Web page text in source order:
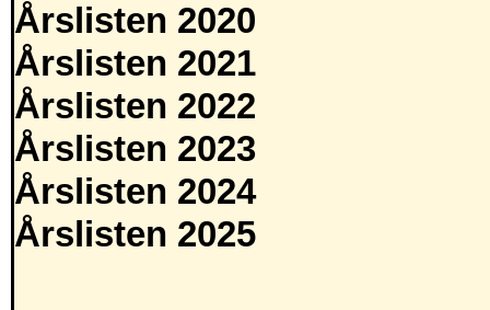
Årslisten 2020
Årslisten 2021
Årslisten 2022
Årslisten 2023
Årslisten 2024
Årslisten 2025